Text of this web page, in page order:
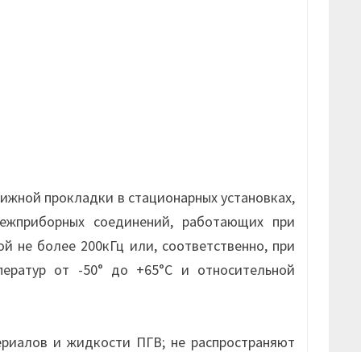
прокладки в стационарных установках,
соединений, работающих при
не более 200кГц или, соответственно, при
от -50° до +65°С и относительной
и жидкости ПГВ; не распространяют